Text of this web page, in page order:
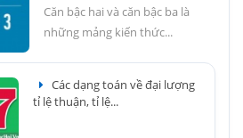
Căn bậc hai và căn bậc ba là
những mảng kiến thức...
Các dạng toán về đại lượng
tỉ lệ thuận, tỉ lệ...